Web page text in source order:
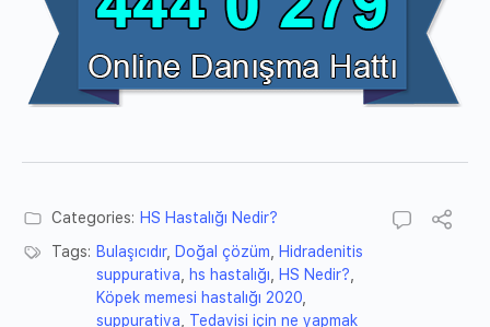
Categories: HS Hastalığı Nedir?
Tags: Bulaşıcıdır, Doğal çözüm
Hidradenitis
suppurativa
hs hastalığı HS Nedir?
Köpek memesi hastalığı 2020
suppurativa
Tedavisi için ne yapmak